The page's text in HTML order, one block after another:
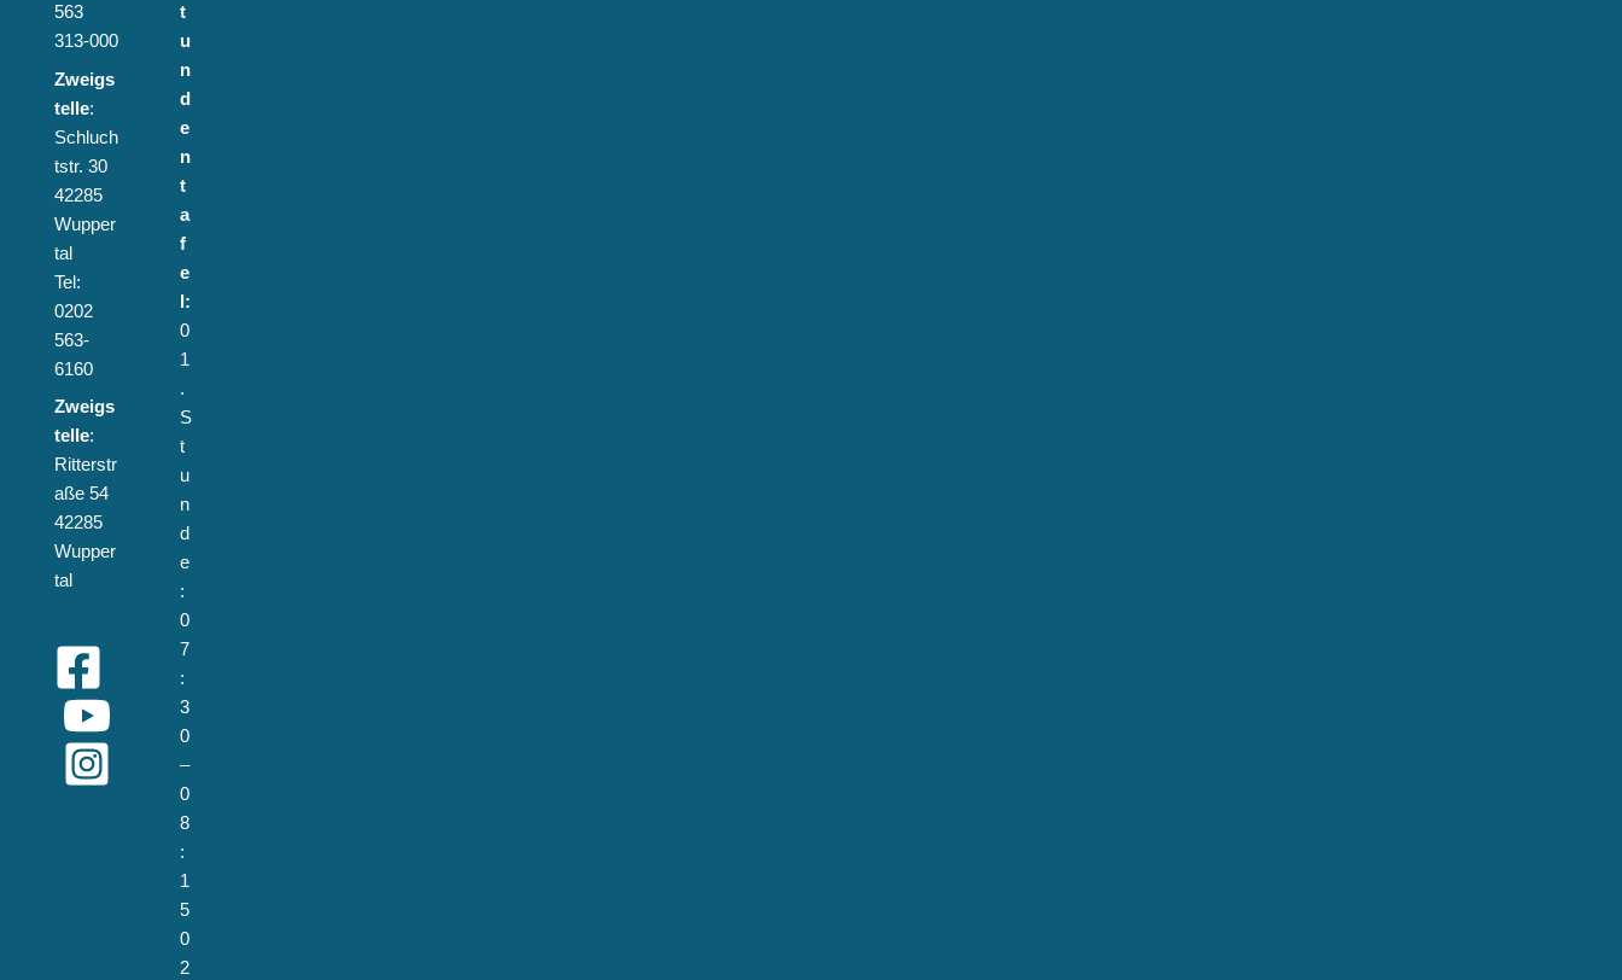
563
313-000
Zweigs
telle:
Schluch
tstr. 30
42285
Wupper
tal
Tel:
0202
563-
6160
Zweigs
telle:
Ritterstr
aße 54
42285
Wupper
tal
t
u
n
d
e
n
t
a
f
e
l:
0
1
.
S
t
u
n
d
e
:
0
7
:
3
0
–
0
8
:
1
5
0
2